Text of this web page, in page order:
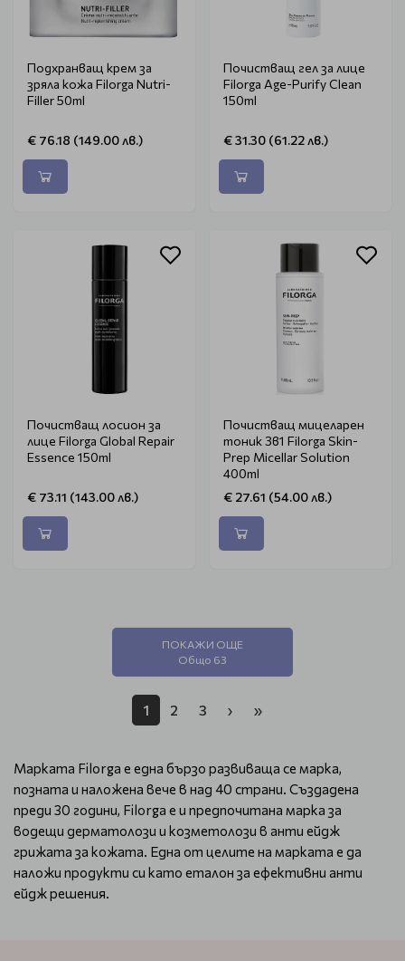
Подхранващ крем за
зряла кожа Filorga Nutri-
Filler 50ml
€ 76.18 (149.00 лв.)
Почистващ гел за лице
Filorga Age-Purify Clean
150ml
€ 31.30 (61.22 лв.)
Почистващ лосион за
лице Filorga Global Repair
Essence 150ml
€ 73.11 (143.00 лв.)
Почистващ мицеларен
тоник 3в1 Filorga Skin-
Prep Micellar Solution
400ml
€ 27.61 (54.00 лв.)
ПОКАЖИ ОЩЕ
Общо 63
1 2 3 › »
Марката Filorga е една бързо развиваща се марка,
позната и наложена вече в над 40 страни. Създадена
преди 30 години, Filorga е и предпочитана марка за
водещи дерматолози и козметолози в анти ейдж
грижата за кожата. Една от целите на марката е да
наложи продукти си като еталон за ефективни анти
ейдж решения.